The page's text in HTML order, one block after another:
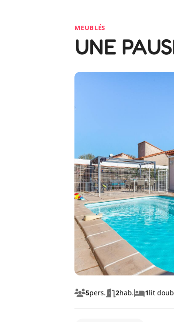
MEUBLÉS
UNE
5pers. 2hab. 1lit